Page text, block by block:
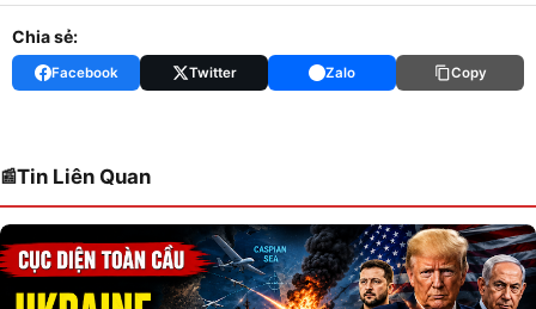
Chia sẻ:
Facebook Twitter Zalo Copy
Tin Liên Quan